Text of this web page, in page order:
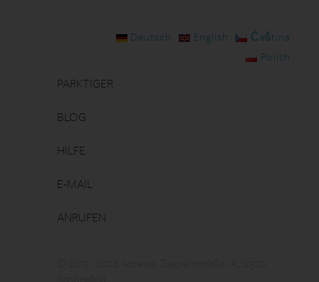
Deutsch English
Čeština
Polish
PARKTIGER
BLOG
HILFE
E-MAIL
ANRUFEN